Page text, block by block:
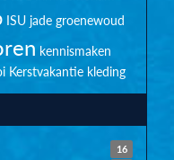
ISU jade groenewoud
kennismaken
Kerstvakantie kleding
16